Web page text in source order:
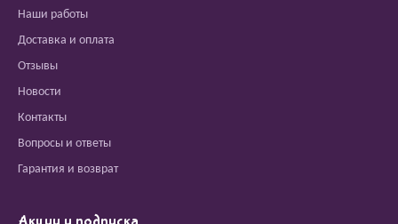
Наши работы
Доставка и оплата
Отзывы
Новости
Контакты
Вопросы и ответы
Гарантия и возврат